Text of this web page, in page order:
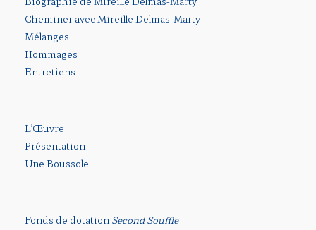
Cheminer avec Mireille Delmas-Marty
Mélanges
Hommages
Entretiens
L’Œuvre
Présentation
Une Boussole
Fonds de dotationSecond Souffle